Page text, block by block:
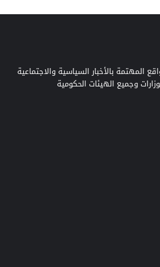
المواقع المهتمة بالأخبار السياسية والاجتماعية
وجميع الهيئات الحكومية